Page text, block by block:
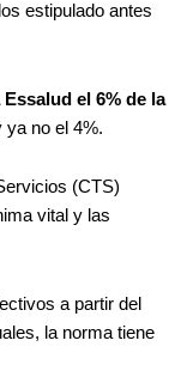
estipulado antes
el 6% de la
ya no el 4%.
(CTS)
vital y las
a partir del
la norma tiene